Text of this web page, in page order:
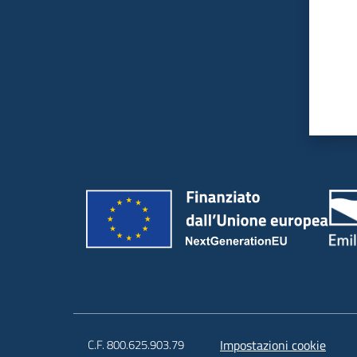
C.F. 800.625.903.79 Impostazioni cookie